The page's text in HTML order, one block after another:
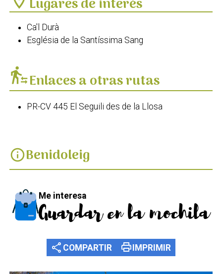
Lugares de interés
Ca'l Durà
Església de la Santíssima Sang
transfer_within_a_stationEnlaces a otras rutas
PR-CV 445 El Seguili des de la Llosa
infoBenidoleig
Me interesa
Guardar en la mochila
share COMPARTIR printIMPRIMIR